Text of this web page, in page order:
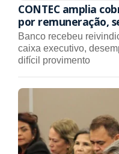
CONTEC amplia
por remuneração,
Banco recebeu
caixa executivo,
difícil provimento